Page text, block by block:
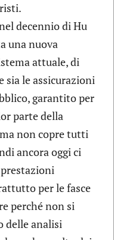
decennio di Hu
una nuova
attuale, di
sia le assicurazioni
garantito per
parte della
non copre tutti
ancora oggi ci
per le fasce
perché non si
delle analisi